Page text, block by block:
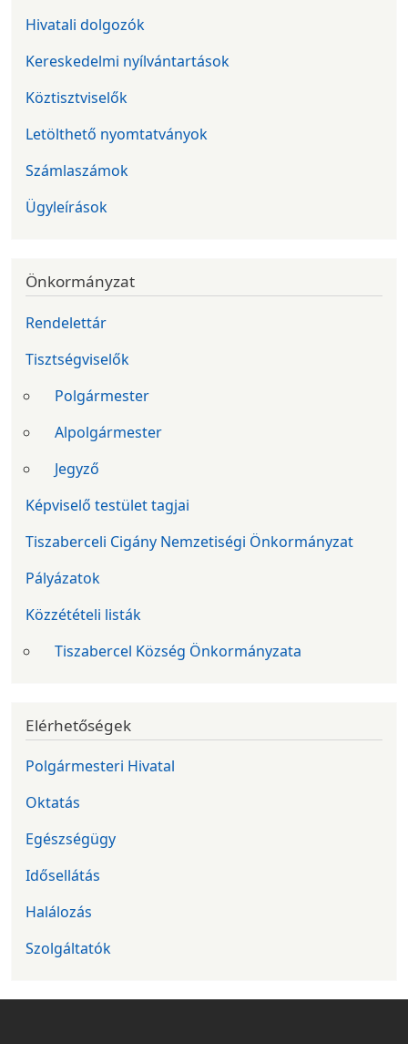
Hivatali dolgozók
Kereskedelmi nyílvántartások
Köztisztviselők
Letölthető nyomtatványok
Számlaszámok
Ügyleírások
Önkormányzat
Rendelettár
Tisztségviselők
Polgármester
Alpolgármester
Jegyző
Képviselő testület tagjai
Tiszaberceli Cigány Nemzetiségi Önkormányzat
Pályázatok
Közzétételi listák
Tiszabercel Község Önkormányzata
Elérhetőségek
Polgármesteri Hivatal
Oktatás
Egészségügy
Idősellátás
Halálozás
Szolgáltatók